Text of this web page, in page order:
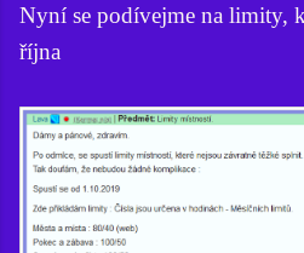
Nyní se podívejme na limity,
října